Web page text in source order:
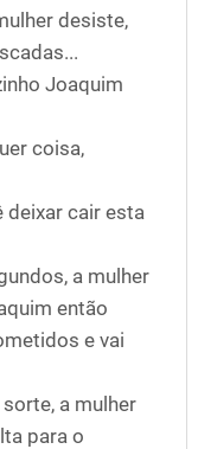
desiste,
Joaquim
coisa,
deixar cair esta
a mulher
então
e vai
a mulher
para o